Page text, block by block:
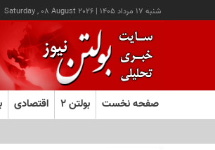
شنبه ۱۷ مرداد ۱۴۰۵ |
Saturday , 08 August 2026
صفحه نخست بولتن ۲ اقتصادی